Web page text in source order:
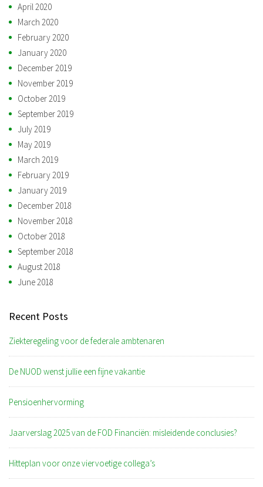
April 2020
March 2020
February 2020
January 2020
December 2019
November 2019
October 2019
September 2019
July 2019
May 2019
March 2019
February 2019
January 2019
December 2018
November 2018
October 2018
September 2018
August 2018
June 2018
Recent Posts
Ziekteregeling voor de federale ambtenaren
De NUOD wenst jullie een fijne vakantie
Pensioenhervorming
Jaarverslag 2025 van de FOD Financiën: misleidende conclusies?
Hitteplan voor onze viervoetige collega’s